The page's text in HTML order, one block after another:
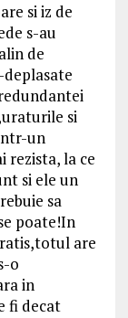
si iz de
s-au
de
si
un
rezista, la ce
si ele un
sa
poate!In
are
o
in
fi decat